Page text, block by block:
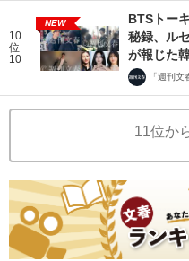
10
位
10
NEW
BTSトー
秘録、ル
が報じた
「週刊
11位か